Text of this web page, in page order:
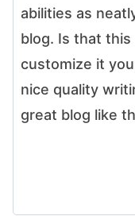
abilities as
blog. Is that this
customize it
nice quality
great blog like